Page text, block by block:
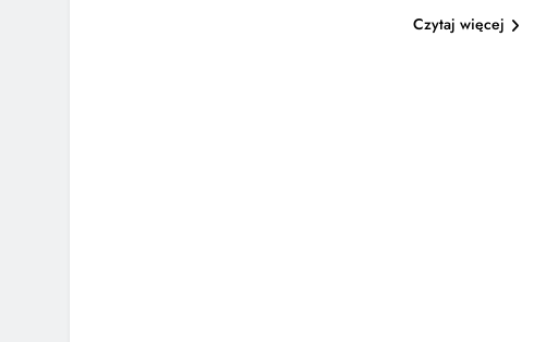
Czytaj więcej